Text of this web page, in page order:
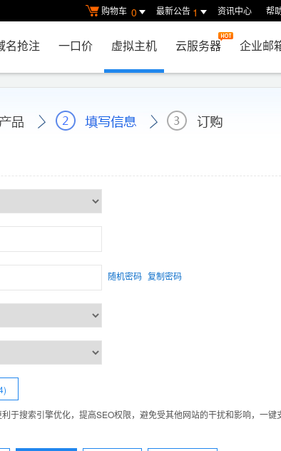
购物车 0 最新公告 1 资讯中心 帮
名抢注 一口价 虚拟主机 云服务器 企业邮
随机密码 复制密码
于搜索引擎优化，提高SEO权限，避免受其他网站的干扰和影响，一键